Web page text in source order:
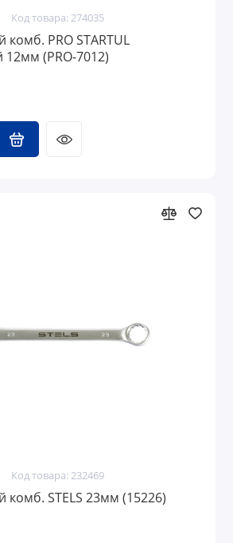
Код товара: 274035
PRO STARTUL
(PRO-7012)
Код товара: 232469
комб. STELS 23мм (15226)